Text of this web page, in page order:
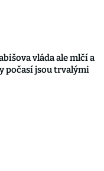
vláda ale mlčí a
počasí jsou trvalými